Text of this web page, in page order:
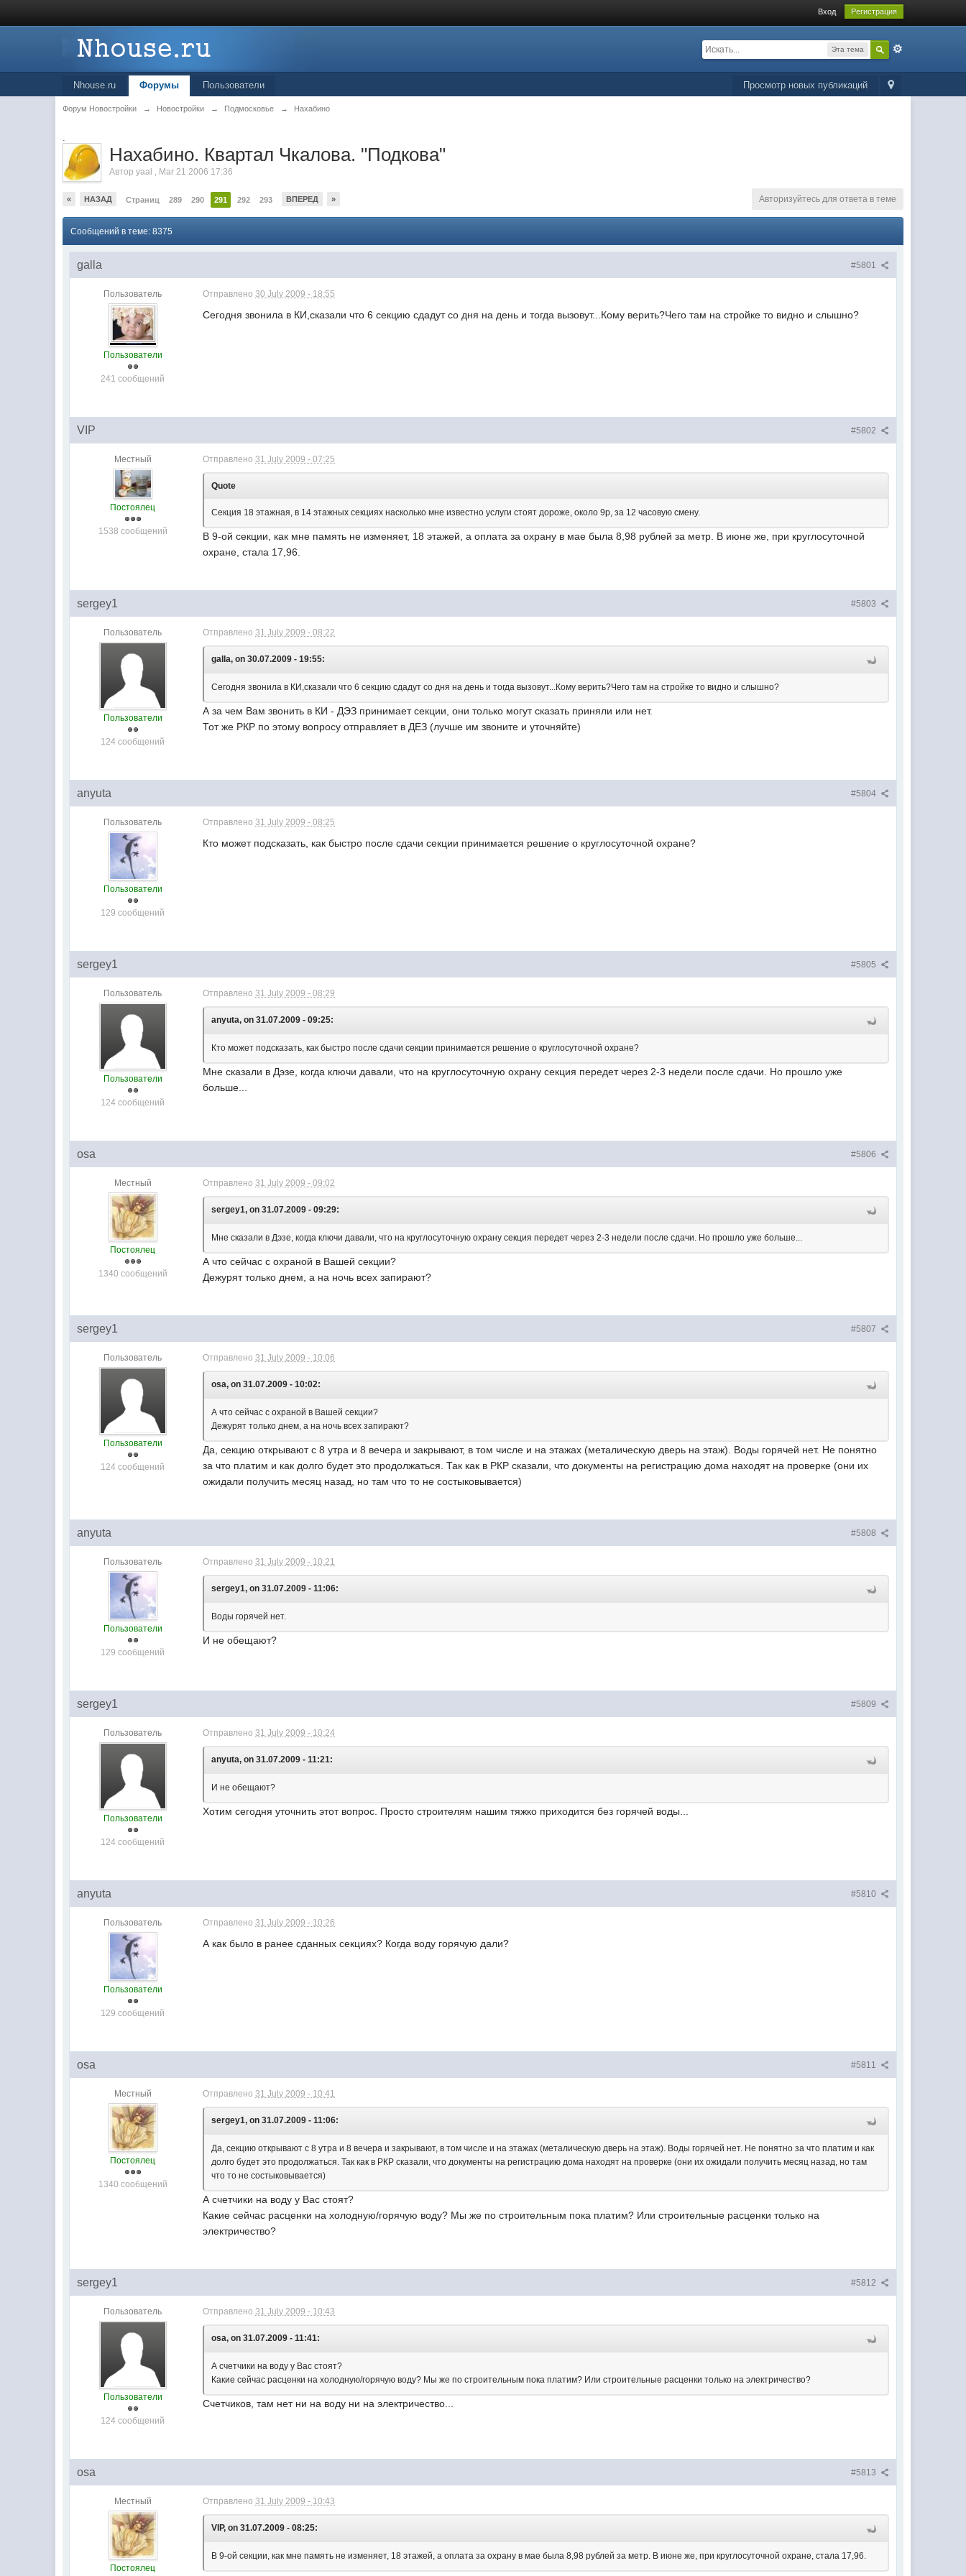
Вход Регистрация
Эта тема
Просмотр новых публикаций
Nhouse.ru Форумы Пользователи
Форум Новостройки → Новостройки → Подмосковье → Нахабино
.
Нахабино. Квартал Чкалова. "Подкова"
Авторyaal , Mar 21 2006 17:36
« НАЗАД Страниц 289 290 291 292 293 ВПЕРЕД » Авторизуйтесь для ответа в теме
Сообщений в теме: 8375
#5801
galla
Пользователь
Пользователи
241 сообщений
Отправлено30 July 2009 - 18:55
Сегодня звонила в КИ,сказали что 6 секцию сдадут со дня на день и тогда вызовут...Кому верить?Чего там на стройке то видно и слышно?
#5802
VIP
Местный
Постоялец
1538 сообщений
Отправлено31 July 2009 - 07:25
Quote
Секция 18 этажная, в 14 этажных секциях насколько мне известно услуги стоят дороже, около 9р, за 12 часовую смену.
В 9-ой секции, как мне память не изменяет, 18 этажей, а оплата за охрану в мае была 8,98 рублей за метр. В июне же, при круглосуточной
охране, стала 17,96.
#5803
sergey1
Пользователь
Пользователи
124 сообщений
Отправлено31 July 2009 - 08:22
galla, on 30.07.2009 - 19:55:
Сегодня звонила в КИ,сказали что 6 секцию сдадут со дня на день и тогда вызовут...Кому верить?Чего там на стройке то видно и слышно?
А за чем Вам звонить в КИ - ДЭЗ принимает секции, они только могут сказать приняли или нет.
Тот же РКР по этому вопросу отправляет в ДЕЗ (лучше им звоните и уточняйте)
#5804
anyuta
Пользователь
Пользователи
129 сообщений
Отправлено31 July 2009 - 08:25
Кто может подсказать, как быстро после сдачи секции принимается решение о круглосуточной охране?
#5805
sergey1
Пользователь
Пользователи
124 сообщений
Отправлено31 July 2009 - 08:29
anyuta, on 31.07.2009 - 09:25:
Кто может подсказать, как быстро после сдачи секции принимается решение о круглосуточной охране?
Мне сказали в Дэзе, когда ключи давали, что на круглосуточную охрану секция передет через 2-3 недели после сдачи. Но прошло уже
больше...
#5806
osa
Местный
Постоялец
1340 сообщений
Отправлено31 July 2009 - 09:02
sergey1, on 31.07.2009 - 09:29:
Мне сказали в Дэзе, когда ключи давали, что на круглосуточную охрану секция передет через 2-3 недели после сдачи. Но прошло уже больше...
А что сейчас с охраной в Вашей секции?
Дежурят только днем, а на ночь всех запирают?
#5807
sergey1
Пользователь
Пользователи
124 сообщений
Отправлено31 July 2009 - 10:06
osa, on 31.07.2009 - 10:02:
А что сейчас с охраной в Вашей секции?
Дежурят только днем, а на ночь всех запирают?
Да, секцию открывают с 8 утра и 8 вечера и закрывают, в том числе и на этажах (металическую дверь на этаж). Воды горячей нет. Не понятно
за что платим и как долго будет это продолжаться. Так как в РКР сказали, что документы на регистрацию дома находят на проверке (они их
ожидали получить месяц назад, но там что то не состыковывается)
#5808
anyuta
Пользователь
Пользователи
129 сообщений
Отправлено31 July 2009 - 10:21
sergey1, on 31.07.2009 - 11:06:
Воды горячей нет.
И не обещают?
#5809
sergey1
Пользователь
Пользователи
124 сообщений
Отправлено31 July 2009 - 10:24
anyuta, on 31.07.2009 - 11:21:
И не обещают?
Хотим сегодня уточнить этот вопрос. Просто строителям нашим тяжко приходится без горячей воды...
#5810
anyuta
Пользователь
Пользователи
129 сообщений
Отправлено31 July 2009 - 10:26
А как было в ранее сданных секциях? Когда воду горячую дали?
#5811
osa
Местный
Постоялец
1340 сообщений
Отправлено31 July 2009 - 10:41
sergey1, on 31.07.2009 - 11:06:
Да, секцию открывают с 8 утра и 8 вечера и закрывают, в том числе и на этажах (металическую дверь на этаж). Воды горячей нет. Не понятно за что платим и как
долго будет это продолжаться. Так как в РКР сказали, что документы на регистрацию дома находят на проверке (они их ожидали получить месяц назад, но там
что то не состыковывается)
А счетчики на воду у Вас стоят?
Какие сейчас расценки на холодную/горячую воду? Мы же по строительным пока платим? Или строительные расценки только на
электричество?
#5812
sergey1
Пользователь
Пользователи
124 сообщений
Отправлено31 July 2009 - 10:43
osa, on 31.07.2009 - 11:41:
А счетчики на воду у Вас стоят?
Какие сейчас расценки на холодную/горячую воду? Мы же по строительным пока платим? Или строительные расценки только на электричество?
Счетчиков, там нет ни на воду ни на электричество...
#5813
osa
Местный
Постоялец
Отправлено31 July 2009 - 10:43
VIP, on 31.07.2009 - 08:25:
В 9-ой секции, как мне память не изменяет, 18 этажей, а оплата за охрану в мае была 8,98 рублей за метр. В июне же, при круглосуточной охране, стала 17,96.